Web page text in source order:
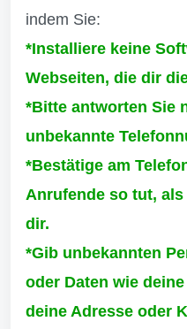
indem Sie:
*Installiere keine
Webseiten, die dir
*Bitte antworten Sie
unbekannte
*Bestätige am
Anrufende so tut,
dir.
*Gib unbekannten
oder Daten wie
deine Adresse oder